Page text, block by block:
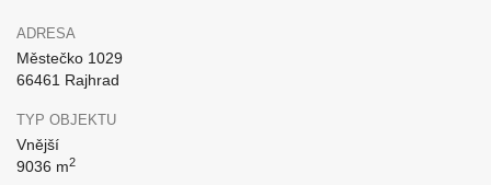
ADRESA
Městečko 1029
66461 Rajhrad
TYP OBJEKTU
Vnější
9036 m2